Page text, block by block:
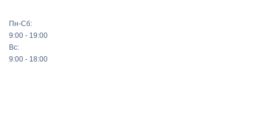
Пн-Сб:
9:00 - 19:00
Вс:
9:00 - 18:00